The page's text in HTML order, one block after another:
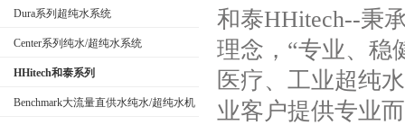
Dura系列超纯水系统
Center系列纯水/超纯水系统
HHitech和泰系列
Benchmark大流量直供水纯水/超纯水机
和泰HHitech--秉
理念，“专业、稳
医疗、工业超纯
业客户提供专业